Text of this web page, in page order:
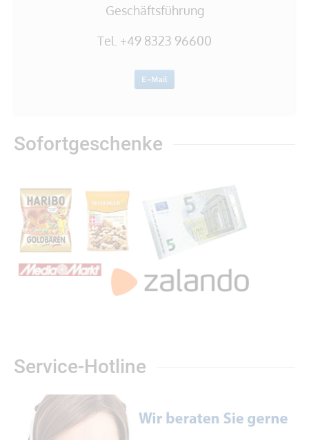
Sofortgeschenke
Service-Hotline
Geschäftsführung
Tel. +49 8323 96600
E-Mail